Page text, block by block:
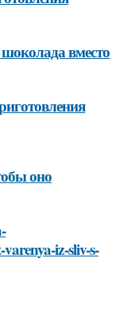
вместо
оно
iz-sliv-s-